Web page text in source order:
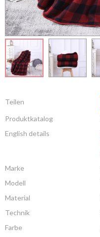
Teilen
Produktkatalog
English details
Marke
Modell
Material
Technik
Farbe